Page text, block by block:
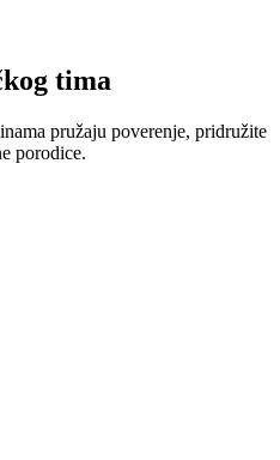
tima
pružaju poverenje, pridružite
porodice.